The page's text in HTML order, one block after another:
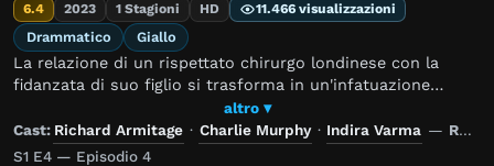
6.4 2023 1 Stagioni HD 11.466 visualizzazioni
Drammatico Giallo
La relazione di un rispettato chirurgo londinese con la
fidanzata di suo figlio si trasforma in un'infatuazione
erotica che minaccia di cambiare per sempre le loro vite.
altro ▾
Cast: Richard Armitage · Charlie Murphy· Indira Varma — Regia:
S1 E4 — Episodio 4